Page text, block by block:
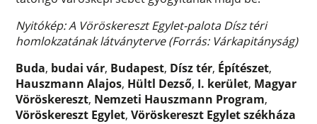
Nyitókép: A Vöröskereszt Egylet-palota Dísz téri
homlokzatának látványterve (Forrás: Várkapitányság)
Buda, budai vár, Budapest, Dísz tér, Építészet,
Hauszmann Alajos, Hültl Dezső, I. kerület, Magyar
Vöröskereszt, Nemzeti Hauszmann Program,
Vöröskereszt Egylet,Vöröskereszt Egylet székháza